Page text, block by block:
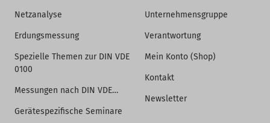
Netzanalyse
Erdungsmessung
Spezielle Themen zur DIN VDE
0100
Messungen nach DIN VDE…
Gerätespezifische Seminare
Unternehmensgruppe
Verantwortung
Mein Konto (Shop)
Kontakt
Newsletter